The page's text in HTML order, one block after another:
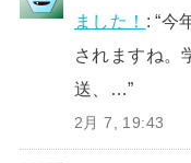
ました！ : “今
されますね。
送、…”
2月 7, 19:43